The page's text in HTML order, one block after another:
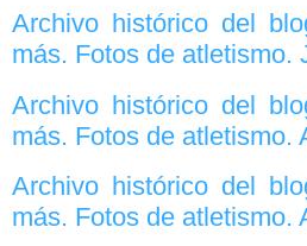
Archivo histórico del
más. Fotos de atletismo.
Archivo histórico del
más. Fotos de atletismo.
Archivo histórico del
más. Fotos de atletismo.